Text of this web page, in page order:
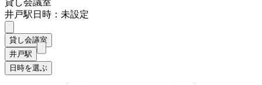
井戸駅日時：未設定
貸し会議室
井戸駅
日時を選ぶ